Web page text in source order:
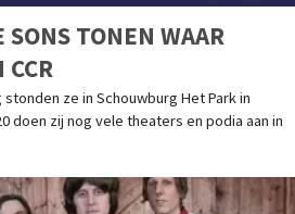
TONEN WAAR
CCR
ze in Schouwburg Het Park in
doen zij nog vele theaters en podia aan in